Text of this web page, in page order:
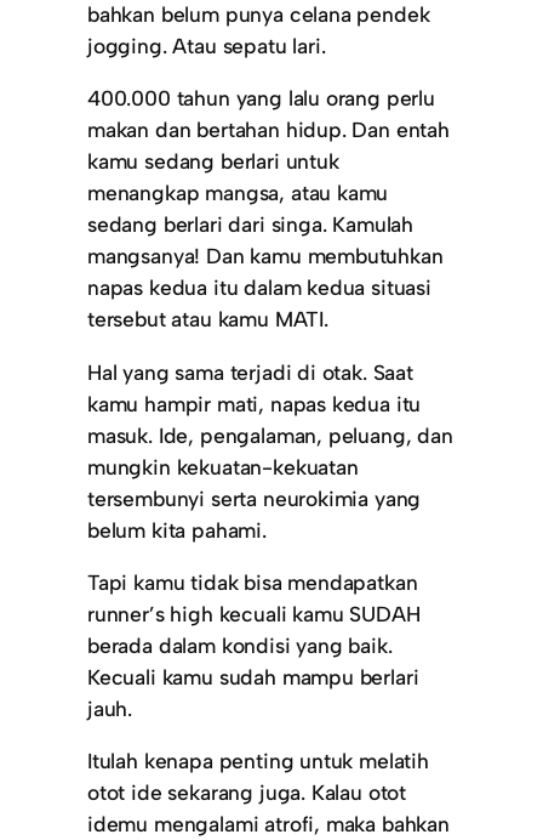
bahkan belum punya celana pendek
jogging. Atau sepatu lari.
400.000 tahun yang lalu orang perlu
makan dan bertahan hidup. Dan entah
kamu sedang berlari untuk
menangkap mangsa, atau kamu
sedang berlari dari singa. Kamulah
mangsanya! Dan kamu membutuhkan
napas kedua itu dalam kedua situasi
tersebut atau kamu MATI.
Hal yang sama terjadi di otak. Saat
kamu hampir mati, napas kedua itu
masuk. Ide, pengalaman, peluang, dan
mungkin kekuatan-kekuatan
tersembunyi serta neurokimia yang
belum kita pahami.
Tapi kamu tidak bisa mendapatkan
runner’s high kecuali kamu SUDAH
berada dalam kondisi yang baik.
Kecuali kamu sudah mampu berlari
jauh.
Itulah kenapa penting untuk melatih
otot ide sekarang juga. Kalau otot
idemu mengalami atrofi, maka bahkan